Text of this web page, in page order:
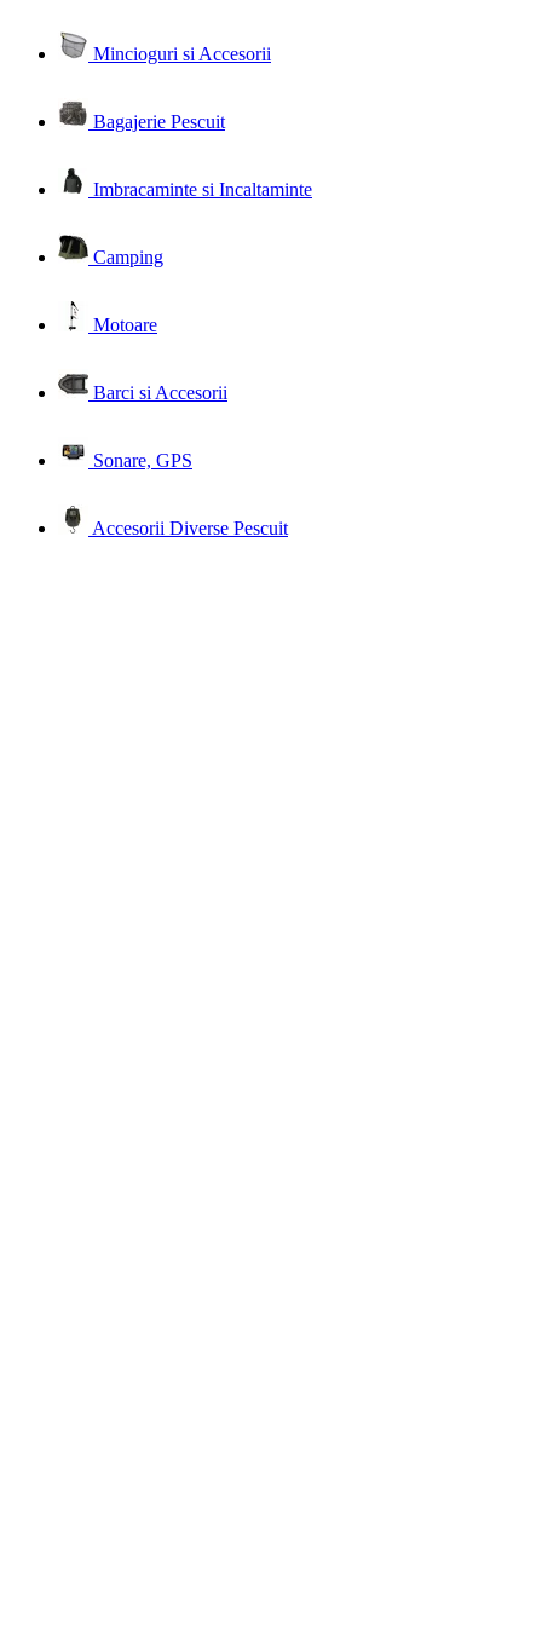
Mincioguri si Accesorii
Bagajerie Pescuit
Imbracaminte si Incaltaminte
Camping
Motoare
Barci si Accesorii
Sonare, GPS
Accesorii Diverse Pescuit